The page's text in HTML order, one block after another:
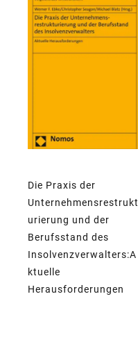
Die Praxis der
Unternehmensrestrukt
urierung und der
Berufsstand des
Insolvenzverwalters:A
ktuelle
Herausforderungen